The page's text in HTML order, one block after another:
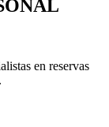
en reservas